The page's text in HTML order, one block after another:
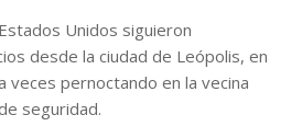
Unidos siguieron
desde la ciudad de Leópolis, en
veces pernoctando en la vecina
seguridad.